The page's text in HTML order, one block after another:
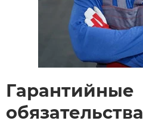
Гарантийные
обязательства